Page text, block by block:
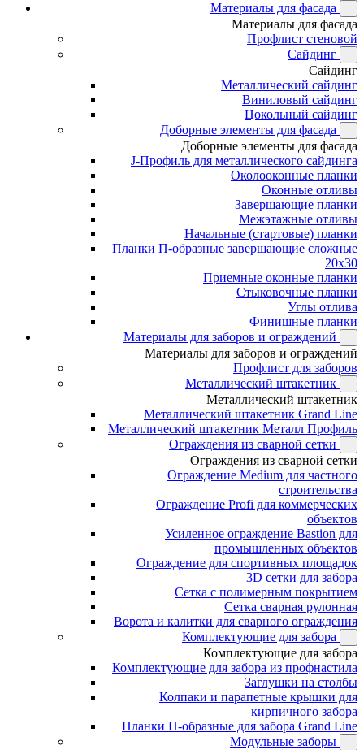
Материалы для фасада
Материалы для фасада
Профлист стеновой
Сайдинг
Сайдинг
Металлический сайдинг
Виниловый сайдинг
Цокольный сайдинг
Доборные элементы для фасада
Доборные элементы для фасада
J-Профиль для металлического сайдинга
Околооконные планки
Оконные отливы
Завершающие планки
Межэтажные отливы
Начальные (стартовые) планки
Планки П-образные завершающие сложные
20x30
Приемные оконные планки
Стыковочные планки
Углы отлива
Финишные планки
Материалы для заборов и ограждений
Материалы для заборов и ограждений
Профлист для заборов
Металлический штакетник
Металлический штакетник
Металлический штакетник Grand Line
Металлический штакетник Металл Профиль
Ограждения из сварной сетки
Ограждения из сварной сетки
Ограждение Medium для частного
строительства
Ограждение Profi для коммерческих
объектов
Усиленное ограждение Bastion для
промышленных объектов
Ограждение для спортивных площадок
3D сетки для забора
Сетка с полимерным покрытием
Сетка сварная рулонная
Ворота и калитки для сварного ограждения
Комплектующие для забора
Комплектующие для забора
Комплектующие для забора из профнастила
Заглушки на столбы
Колпаки и парапетные крышки для
кирпичного забора
Планки П-образные для забора Grand Line
Модульные заборы